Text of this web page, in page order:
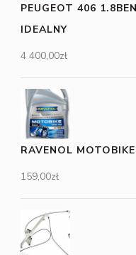
PEUGEOT 406
IDEALNY
4 400,00zł
RAVENOL
159,00zł